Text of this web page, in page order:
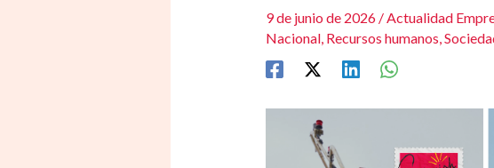
9 de junio de 2026 / Actualidad
Nacional, Recursos humanos